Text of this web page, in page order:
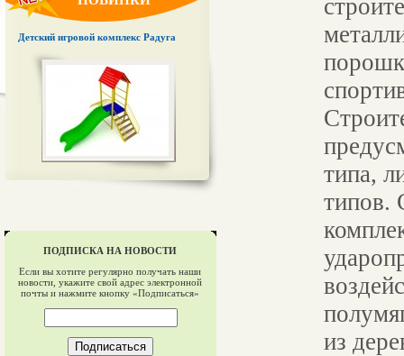
Детский игровой комплекс Радуга
ПОДПИСКА НА НОВОСТИ
Если вы хотите регулярно получать наши
новости, укажите свой адрес электронной
почты и нажмите кнопку «Подписаться»
типа,
типов.
из